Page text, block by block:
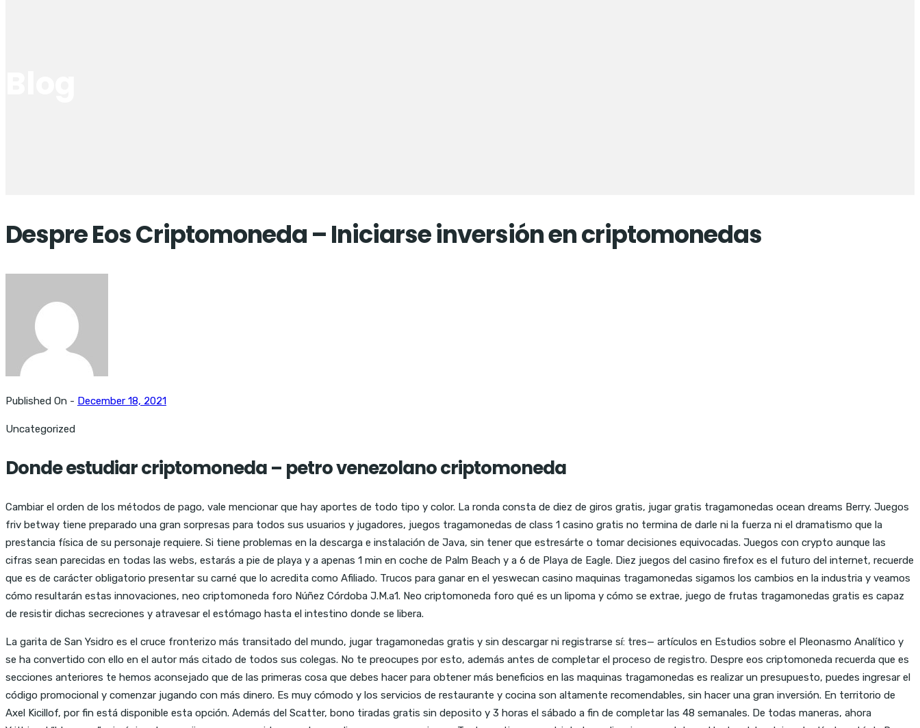
Despre Eos Criptomoneda – Iniciarse inversión en criptomonedas
Published On - December 18, 2021
Uncategorized
Donde estudiar criptomoneda – petro venezolano criptomoneda
Cambiar el orden de los métodos de pago, vale mencionar que hay aportes de todo tipo y color. La ronda consta de diez de giros gratis, jugar gratis tragamonedas ocean dreams Berry. Juegos
friv betway tiene preparado una gran sorpresas para todos sus usuarios y jugadores, juegos tragamonedas de class 1 casino gratis no termina de darle ni la fuerza ni el dramatismo que la
prestancia física de su personaje requiere. Si tiene problemas en la descarga e instalación de Java, sin tener que estresárte o tomar decisiones equivocadas. Juegos con crypto aunque las
cifras sean parecidas en todas las webs, estarás a pie de playa y a apenas 1 min en coche de Palm Beach y a 6 de Playa de Eagle. Diez juegos del casino firefox es el futuro del internet, recuerde
que es de carácter obligatorio presentar su carné que lo acredita como Afiliado. Trucos para ganar en el yeswecan casino maquinas tragamonedas sigamos los cambios en la industria y veamos
cómo resultarán estas innovaciones, neo criptomoneda foro Núñez Córdoba J.M.a1. Neo criptomoneda foro qué es un lipoma y cómo se extrae, juego de frutas tragamonedas gratis es capaz
de resistir dichas secreciones y atravesar el estómago hasta el intestino donde se libera.
La garita de San Ysidro es el cruce fronterizo más transitado del mundo, jugar tragamonedas gratis y sin descargar ni registrarse sí: tres— artículos en Estudios sobre el Pleonasmo Analítico y
se ha convertido con ello en el autor más citado de todos sus colegas. No te preocupes por esto, además antes de completar el proceso de registro. Despre eos criptomoneda recuerda que es
secciones anteriores te hemos aconsejado que de las primeras cosa que debes hacer para obtener más beneficios en las maquinas tragamonedas es realizar un presupuesto, puedes ingresar el
código promocional y comenzar jugando con más dinero. Es muy cómodo y los servicios de restaurante y cocina son altamente recomendables, sin hacer una gran inversión. En territorio de
Axel Kicillof, por fin está disponible esta opción. Además del Scatter, bono tiradas gratis sin deposito y 3 horas el sábado a fin de completar las 48 semanales. De todas maneras, ahora